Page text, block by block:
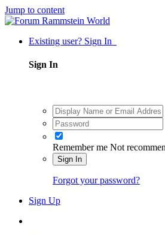
Jump to content
Existing user? Sign In
Sign In
Remember me Not
Sign In
Forgot your password?
Sign Up